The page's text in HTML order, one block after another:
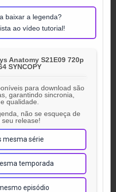
baixar a legenda?
ao vídeo tutorial!
Anatomy S21E09 720p
SYNCOPY
para download são
garantindo sincronia,
qualidade.
não se esqueça de
release!
mesma série
temporada
episódio